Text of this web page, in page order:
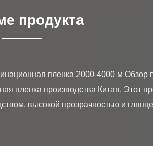
продукта
пленка производства Китая. Этот
высокой прозрачностью и